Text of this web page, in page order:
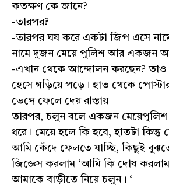
কতক্ষণ কে জানে?
-তারপর?
-তারপর ঘষ করে একটা জিপ এসে
নামে দুজন মেয়ে পুলিশ আর একজন
-এখান থেকে আন্দোলন করছেন?
হেসে গড়িয়ে পড়ে। হাত থেকে
ভেঙ্গে ফেলে দেয় রাস্তায়
তারপর, চলুন বলে একজন মেয়েপুলিশ
ধরে। মেয়ে হলে কি হবে, হাতটা কিন্তু
আমি কেঁদে ফেলতে যাচ্ছি, কিছুই
জিজ্ঞেস করলাম ‘আমি কি দোষ
আমাকে বাড়ীতে নিয়ে চলুন। ‘